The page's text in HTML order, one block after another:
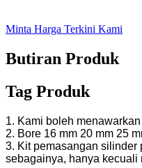
Minta Harga Terkini Kami
Butiran Produk
Tag Produk
1. Kami boleh
2. Bore 16 mm 20 mm 25
3. Kit pemasangan silinder
sebagainya, hanya kecuali